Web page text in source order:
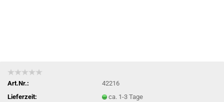
Art.Nr.:
42216
Lieferzeit:
ca. 1-3 Tage